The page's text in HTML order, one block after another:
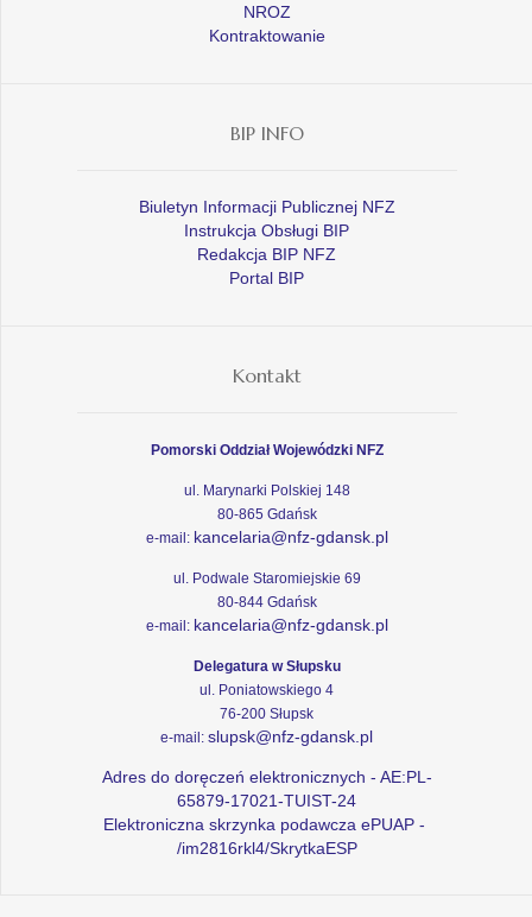
NROZ
Kontraktowanie
BIP INFO
Biuletyn Informacji Publicznej NFZ
Instrukcja Obsługi BIP
Redakcja BIP NFZ
Portal BIP
Kontakt
Pomorski Oddział Wojewódzki NFZ
ul. Marynarki Polskiej 148
80-865 Gdańsk
e-mail: kancelaria@nfz-gdansk.pl
ul. Podwale Staromiejskie 69
80-844 Gdańsk
e-mail: kancelaria@nfz-gdansk.pl
Delegatura w Słupsku
ul. Poniatowskiego 4
76-200 Słupsk
e-mail: slupsk@nfz-gdansk.pl
Adres do doręczeń elektronicznych - AE:PL-
65879-17021-TUIST-24
Elektroniczna skrzynka podawcza ePUAP -
/im2816rkl4/SkrytkaESP